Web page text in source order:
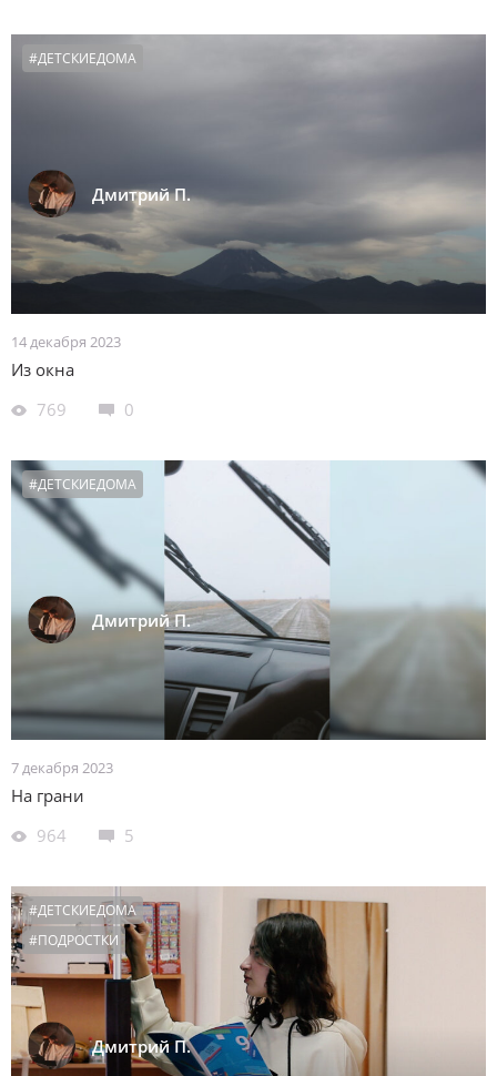
Дмитрий П.
#ДЕТСКИЕДОМА
14 декабря 2023
Из окна
769
0
Дмитрий П.
#ДЕТСКИЕДОМА
7 декабря 2023
На грани
964
5
Дмитрий П.
#ДЕТСКИЕДОМА
#ПОДРОСТКИ